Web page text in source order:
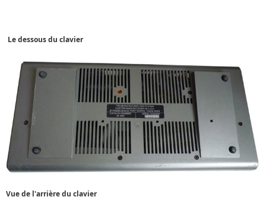
Le dessous du clavier
Vue de l'arrière du clavier